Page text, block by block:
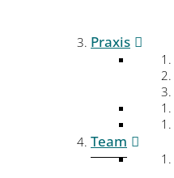
Praxis
Team